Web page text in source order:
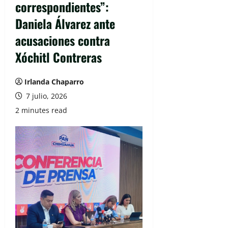
correspondientes”:
Daniela Álvarez ante
acusaciones contra
Xóchitl Contreras
Irlanda Chaparro
7 julio, 2026
2 minutes read